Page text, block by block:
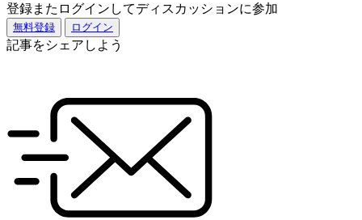
登録またログインしてディスカッションに参加
無料登録 ログイン
記事をシェアしよう